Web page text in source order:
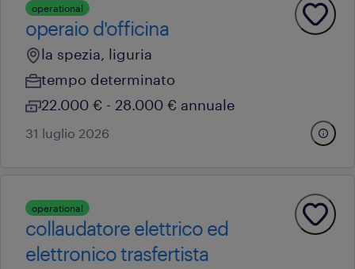
operational
operaio d'officina
la spezia, liguria
tempo determinato
22.000 € - 28.000 € annuale
31 luglio 2026
operational
collaudatore elettrico ed
elettronico trasfertista